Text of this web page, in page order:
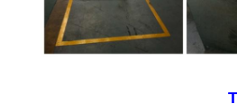
CONTROLLO